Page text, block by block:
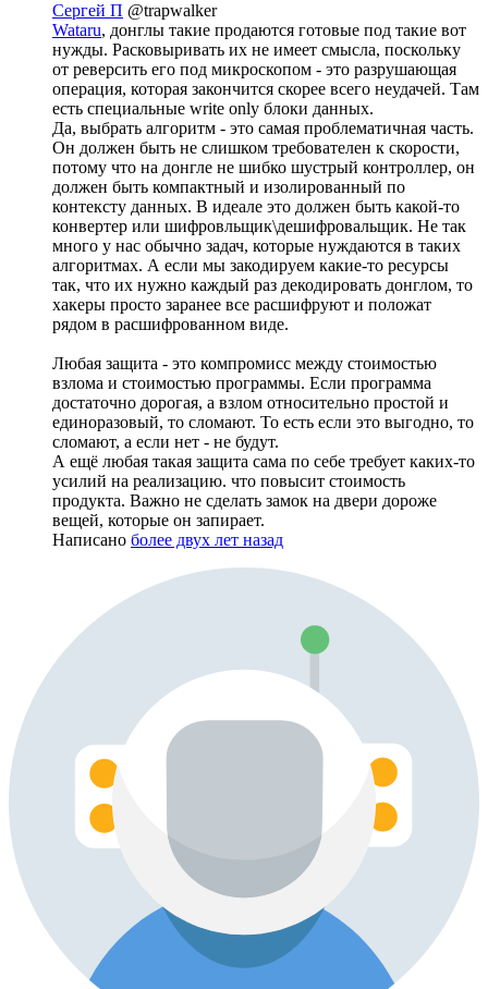
Сергей П @trapwalker
Wataru, донглы такие продаются готовые под такие вот
нужды. Расковыривать их не имеет смысла, поскольку
от реверсить его под микроскопом - это разрушающая
операция, которая закончится скорее всего неудачей. Там
есть специальные write only блоки данных.
Да, выбрать алгоритм - это самая проблематичная часть.
Он должен быть не слишком требователен к скорости,
потому что на донгле не шибко шустрый контроллер, он
должен быть компактный и изолированный по
контексту данных. В идеале это должен быть какой-то
конвертер или шифровльщик\дешифровальщик. Не так
много у нас обычно задач, которые нуждаются в таких
алгоритмах. А если мы закодируем какие-то ресурсы
так, что их нужно каждый раз декодировать донглом, то
хакеры просто заранее все расшифруют и положат
рядом в расшифрованном виде.
Любая защита - это компромисс между стоимостью
взлома и стоимостью программы. Если программа
достаточно дорогая, а взлом относительно простой и
единоразовый, то сломают. То есть если это выгодно, то
сломают, а если нет - не будут.
А ещё любая такая защита сама по себе требует каких-то
усилий на реализацию. что повысит стоимость
продукта. Важно не сделать замок на двери дороже
вещей, которые он запирает.
Написано более двух лет назад